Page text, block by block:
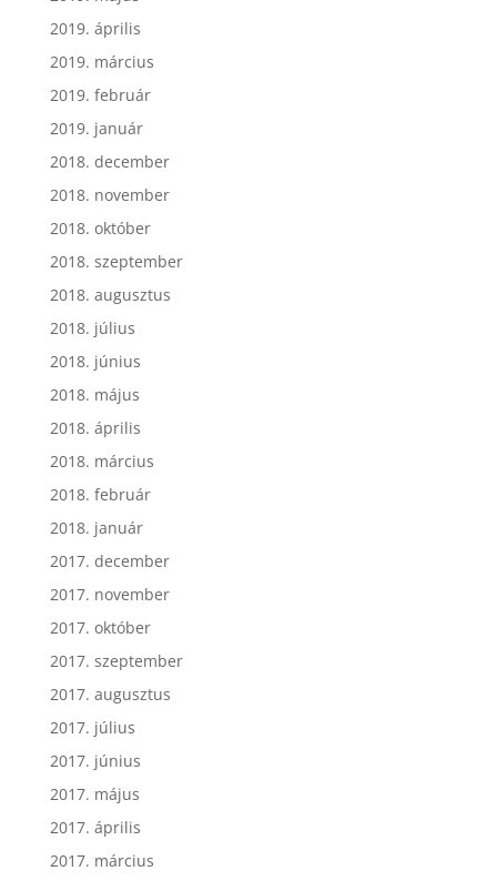
2019. április
2019. március
2019. február
2019. január
2018. december
2018. november
2018. október
2018. szeptember
2018. augusztus
2018. július
2018. június
2018. május
2018. április
2018. március
2018. február
2018. január
2017. december
2017. november
2017. október
2017. szeptember
2017. augusztus
2017. július
2017. június
2017. május
2017. április
2017. március